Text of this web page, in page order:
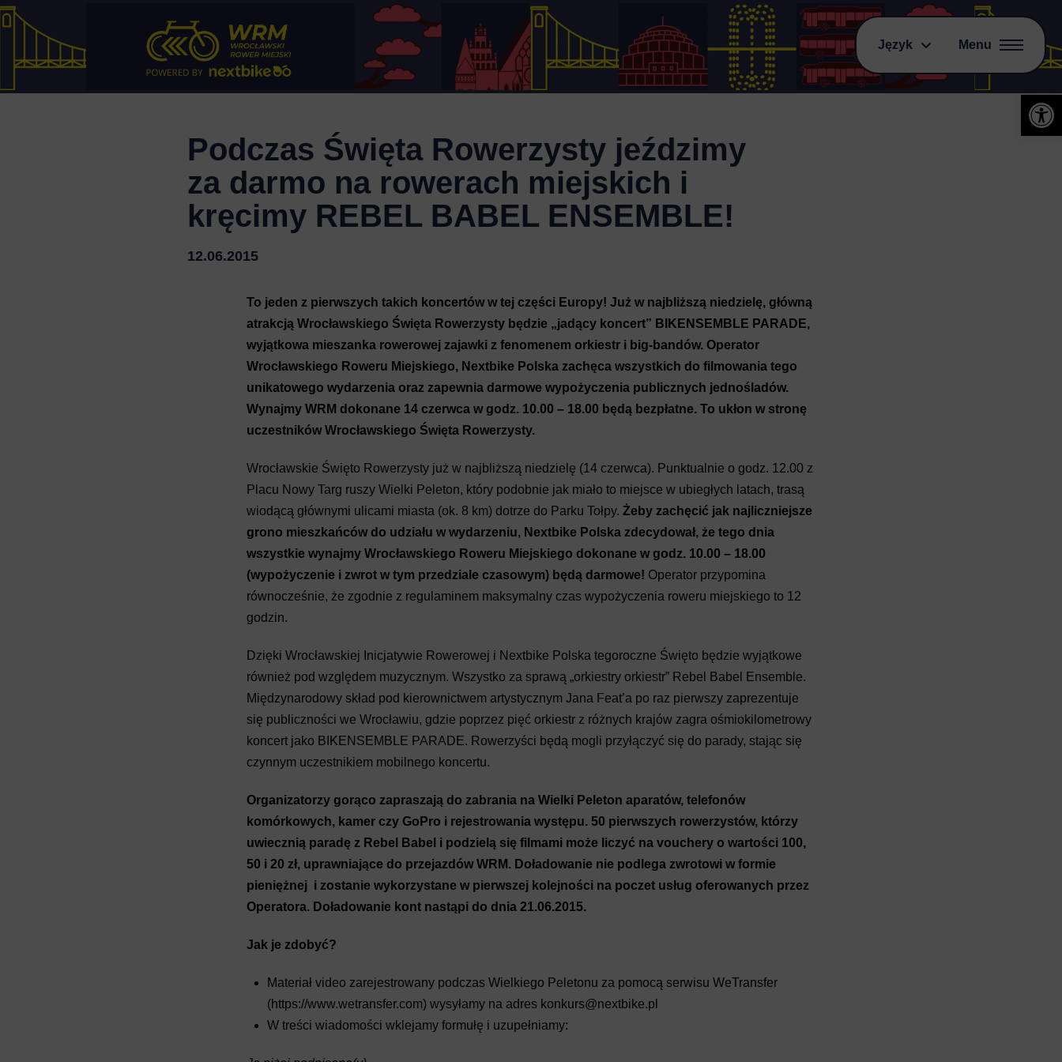
Język Menu
Podczas Święta Rowerzysty jeździmy
za darmo na rowerach miejskich i
kręcimy REBEL BABEL ENSEMBLE!
12.06.2015
To jeden z pierwszych takich koncertów w tej części Europy! Już w najbliższą niedzielę, główną
atrakcją Wrocławskiego Święta Rowerzysty będzie „jadący koncert” BIKENSEMBLE PARADE,
wyjątkowa mieszanka rowerowej zajawki z fenomenem orkiestr i big-bandów. Operator
Wrocławskiego Roweru Miejskiego, Nextbike Polska zachęca wszystkich do filmowania tego
unikatowego wydarzenia oraz zapewnia darmowe wypożyczenia publicznych jednośladów.
Wynajmy WRM dokonane 14 czerwca w godz. 10.00 – 18.00 będą bezpłatne. To ukłon w stronę
uczestników Wrocławskiego Święta Rowerzysty.
Wrocławskie Święto Rowerzysty już w najbliższą niedzielę (14 czerwca). Punktualnie o godz. 12.00 z
Placu Nowy Targ ruszy Wielki Peleton, który podobnie jak miało to miejsce w ubiegłych latach, trasą
wiodącą głównymi ulicami miasta (ok. 8 km) dotrze do Parku Tołpy. Żeby zachęcić jak najliczniejsze
grono mieszkańców do udziału w wydarzeniu, Nextbike Polska zdecydował, że tego dnia
wszystkie wynajmy Wrocławskiego Roweru Miejskiego dokonane w godz. 10.00 – 18.00
(wypożyczenie i zwrot w tym przedziale czasowym) będą darmowe! Operator przypomina
równocześnie, że zgodnie z regulaminem maksymalny czas wypożyczenia roweru miejskiego to 12
godzin.
Dzięki Wrocławskiej Inicjatywie Rowerowej i Nextbike Polska tegoroczne Święto będzie wyjątkowe
również pod względem muzycznym. Wszystko za sprawą „orkiestry orkiestr” Rebel Babel Ensemble.
Międzynarodowy skład pod kierownictwem artystycznym Jana Feat’a po raz pierwszy zaprezentuje
się publiczności we Wrocławiu, gdzie poprzez pięć orkiestr z różnych krajów zagra ośmiokilometrowy
koncert jako BIKENSEMBLE PARADE. Rowerzyści będą mogli przyłączyć się do parady, stając się
czynnym uczestnikiem mobilnego koncertu.
Organizatorzy gorąco zapraszają do zabrania na Wielki Peleton aparatów, telefonów
komórkowych, kamer czy GoPro i rejestrowania występu. 50 pierwszych rowerzystów, którzy
uwiecznią paradę z Rebel Babel i podzielą się filmami może liczyć na vouchery o wartości 100,
50 i 20 zł, uprawniające do przejazdów WRM. Doładowanie nie podlega zwrotowi w formie
pieniężnej i zostanie wykorzystane w pierwszej kolejności na poczet usług oferowanych przez
Operatora. Doładowanie kont nastąpi do dnia 21.06.2015.
Jak je zdobyć?
Materiał video zarejestrowany podczas Wielkiego Peletonu za pomocą serwisu WeTransfer
(https://www.wetransfer.com) wysyłamy na adres konkurs@nextbike.pl
W treści wiadomości wklejamy formułę i uzupełniamy: